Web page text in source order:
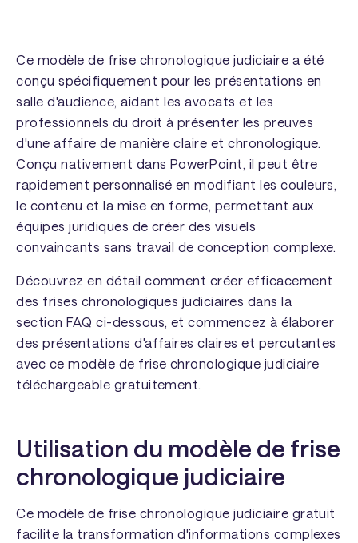
Ce modèle de frise chronologique judiciaire a été
conçu spécifiquement pour les présentations en
salle d'audience, aidant les avocats et les
professionnels du droit à présenter les preuves
d'une affaire de manière claire et chronologique.
Conçu nativement dans PowerPoint, il peut être
rapidement personnalisé en modifiant les couleurs,
le contenu et la mise en forme, permettant aux
équipes juridiques de créer des visuels
convaincants sans travail de conception complexe.
Découvrez en détail comment créer efficacement
des frises chronologiques judiciaires dans la
section FAQ ci-dessous, et commencez à élaborer
des présentations d'affaires claires et percutantes
avec ce modèle de frise chronologique judiciaire
téléchargeable gratuitement.
Utilisation du modèle de frise
chronologique judiciaire
Ce modèle de frise chronologique judiciaire gratuit
facilite la transformation d'informations complexes